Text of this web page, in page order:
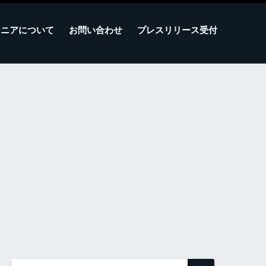
アについて お問い合わせ プレスリリース受付